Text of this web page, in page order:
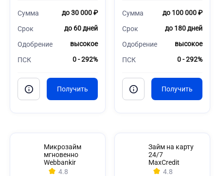
Сумма до 30 000 ₽
Срок до 60 дней
Одобрение высокое
ПСК 0 - 292%
Сумма до 100 000 ₽
Срок до 180 дней
Одобрение высокое
ПСК 0 - 292%
Микрозайм
мгновенно
Webbankir
4.8
Займ на карту
24/7
MaxCredit
4.8